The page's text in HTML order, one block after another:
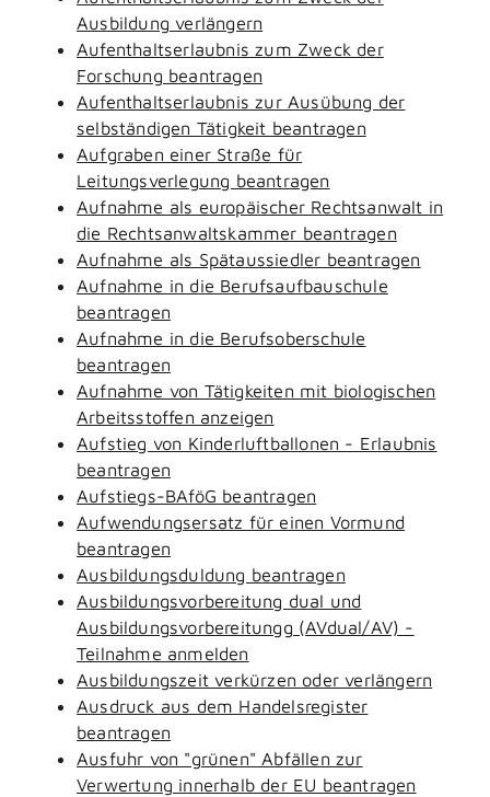
Ausbildung verlängern
Aufenthaltserlaubnis zum Zweck der
Forschung beantragen
Aufenthaltserlaubnis zur Ausübung der
selbständigen Tätigkeit beantragen
Aufgraben einer Straße für
Leitungsverlegung beantragen
Aufnahme als europäischer Rechtsanwalt in
die Rechtsanwaltskammer beantragen
Aufnahme als Spätaussiedler beantragen
Aufnahme in die Berufsaufbauschule
beantragen
Aufnahme in die Berufsoberschule
beantragen
Aufnahme von Tätigkeiten mit biologischen
Arbeitsstoffen anzeigen
Aufstieg von Kinderluftballonen - Erlaubnis
beantragen
Aufstiegs-BAföG beantragen
Aufwendungsersatz für einen Vormund
beantragen
Ausbildungsduldung beantragen
Ausbildungsvorbereitung dual und
Ausbildungsvorbereitungg (AVdual/AV) -
Teilnahme anmelden
Ausbildungszeit verkürzen oder verlängern
Ausdruck aus dem Handelsregister
beantragen
Ausfuhr von "grünen" Abfällen zur
Verwertung innerhalb der EU beantragen